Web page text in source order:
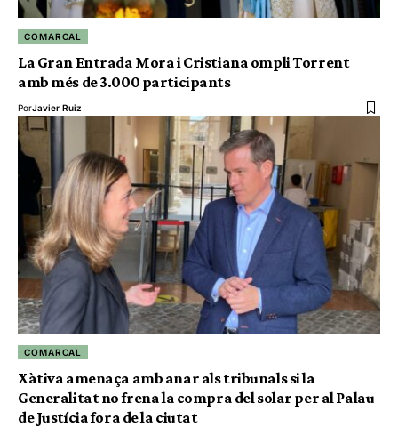
COMARCAL
La Gran Entrada Mora i Cristiana ompli Torrent
amb més de 3.000 participants
PorJavier Ruiz
COMARCAL
Xàtiva amenaça amb anar als tribunals si la
Generalitat no frena la compra del solar per al Palau
de Justícia fora de la ciutat